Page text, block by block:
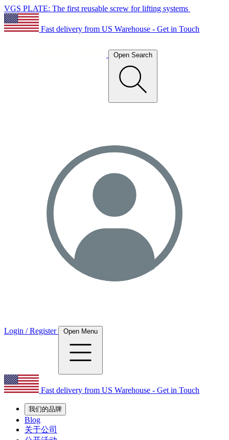
VGS PLATE: The first reusable screw for lifting systems
Fast delivery from US Warehouse - Get in Touch
Open Search
Login / Register Open Menu
Fast delivery from US Warehouse - Get in Touch
我们的品牌
Blog
关于公司